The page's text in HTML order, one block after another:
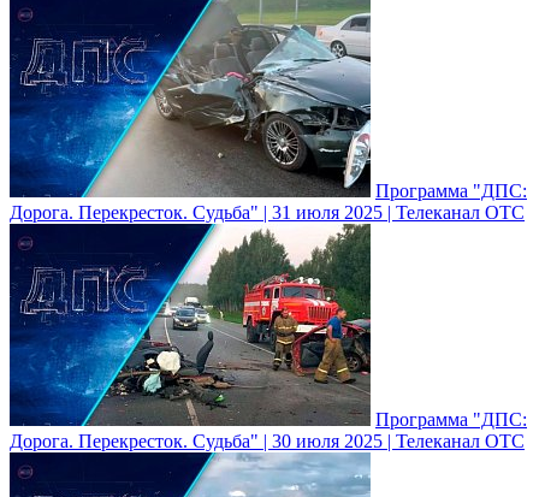
Программа "ДПС:
Дорога. Перекресток. Судьба" | 31 июля 2025 | Телеканал ОТС
Программа "ДПС:
Дорога. Перекресток. Судьба" | 30 июля 2025 | Телеканал ОТС